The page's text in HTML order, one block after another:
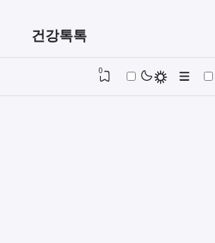
건강톡톡
0